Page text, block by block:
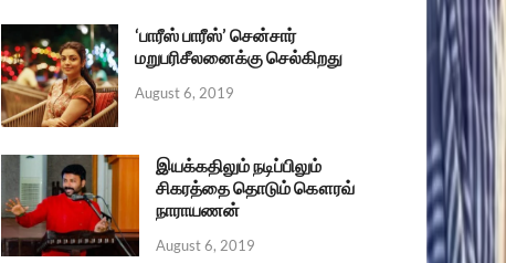
‘பாரீஸ் பாரீஸ்’ சென்சார்
மறுபரிசீலனைக்கு செல்கிறது
August 6, 2019
இயக்கதிலும் நடிப்பிலும்
சிகரத்தை தொடும் கௌரவ்
நாராயணன்
August 6, 2019